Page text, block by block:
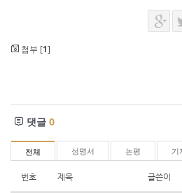
첨부 [1]
댓글 0
전체 성명서 논평 기
번호 제목 글쓴이